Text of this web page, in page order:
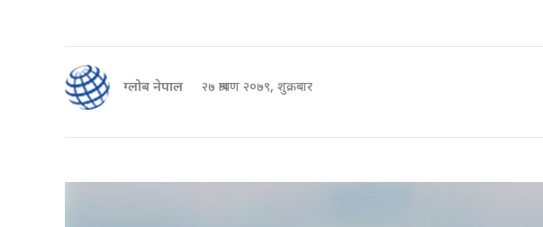
ग्लोब नेपाल २७ श्रावण २०७९, शुक्रबार